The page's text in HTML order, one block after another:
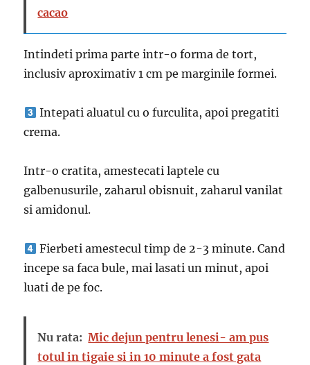
cacao
Intindeti prima parte intr-o forma de tort,
inclusiv aproximativ 1 cm pe marginile formei.
Intepati aluatul cu o furculita, apoi pregatiti
crema.
Intr-o cratita, amestecati laptele cu
galbenusurile, zaharul obisnuit, zaharul vanilat
si amidonul.
Fierbeti amestecul timp de 2-3 minute. Cand
incepe sa faca bule, mai lasati un minut, apoi
luati de pe foc.
Nu rata: Mic dejun pentru lenesi- am pus
totul in tigaie si in 10 minute a fost gata